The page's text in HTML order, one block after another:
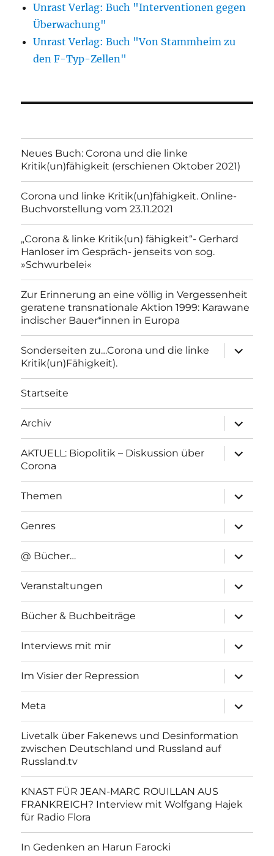
Unrast Verlag: Buch "Interventionen gegen
Überwachung"
Unrast Verlag: Buch "Von Stammheim zu
den F-Typ-Zellen"
Neues Buch: Corona und die linke
Kritik(un)fähigkeit (erschienen Oktober 2021)
Corona und linke Kritik(un)fähigkeit. Online-
Buchvorstellung vom 23.11.2021
„Corona & linke Kritik(un) fähigkeit“- Gerhard
Hanloser im Gespräch- jenseits von sog.
»Schwurbelei«
Zur Erinnerung an eine völlig in Vergessenheit
geratene transnationale Aktion 1999: Karawane
indischer Bauer*innen in Europa
Sonderseiten zu…Corona und die linke
Kritik(un)Fähigkeit).
anzeigen
Startseite
Archiv
anzeigen
AKTUELL: Biopolitik – Diskussion über
Corona
anzeigen
Themen
anzeigen
Genres
anzeigen
@ Bücher…
anzeigen
Veranstaltungen
anzeigen
Bücher & Buchbeiträge
anzeigen
Interviews mit mir
anzeigen
Im Visier der Repression
anzeigen
Meta
anzeigen
Livetalk über Fakenews und Desinformation
zwischen Deutschland und Russland auf
Russland.tv
KNAST FÜR JEAN-MARC ROUILLAN AUS
FRANKREICH? Interview mit Wolfgang Hajek
für Radio Flora
In Gedenken an Harun Farocki